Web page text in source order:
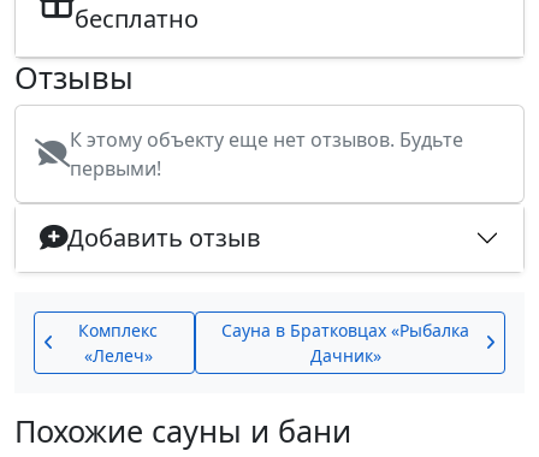
бесплатно
Отзывы
К этому объекту еще нет отзывов. Будьте
первыми!
Добавить отзыв
Комплекс
«Лелеч»
Сауна в Братковцах «Рыбалка
Дачник»
Похожие сауны и бани